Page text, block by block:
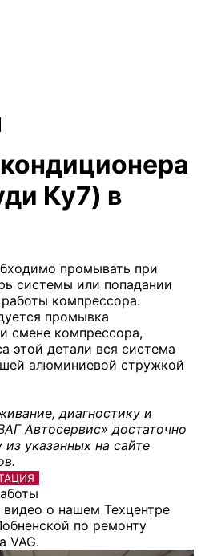
Ку7) в
промывать при
системы или попадании
компрессора.
промывка
смене компрессора,
этой детали вся система
алюминиевой стружкой
диагностику и
Автосервис» достаточно
указанных на сайте
о нашем Техцентре
по ремонту
VAG.